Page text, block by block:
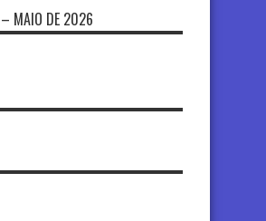
– MAIO DE 2026